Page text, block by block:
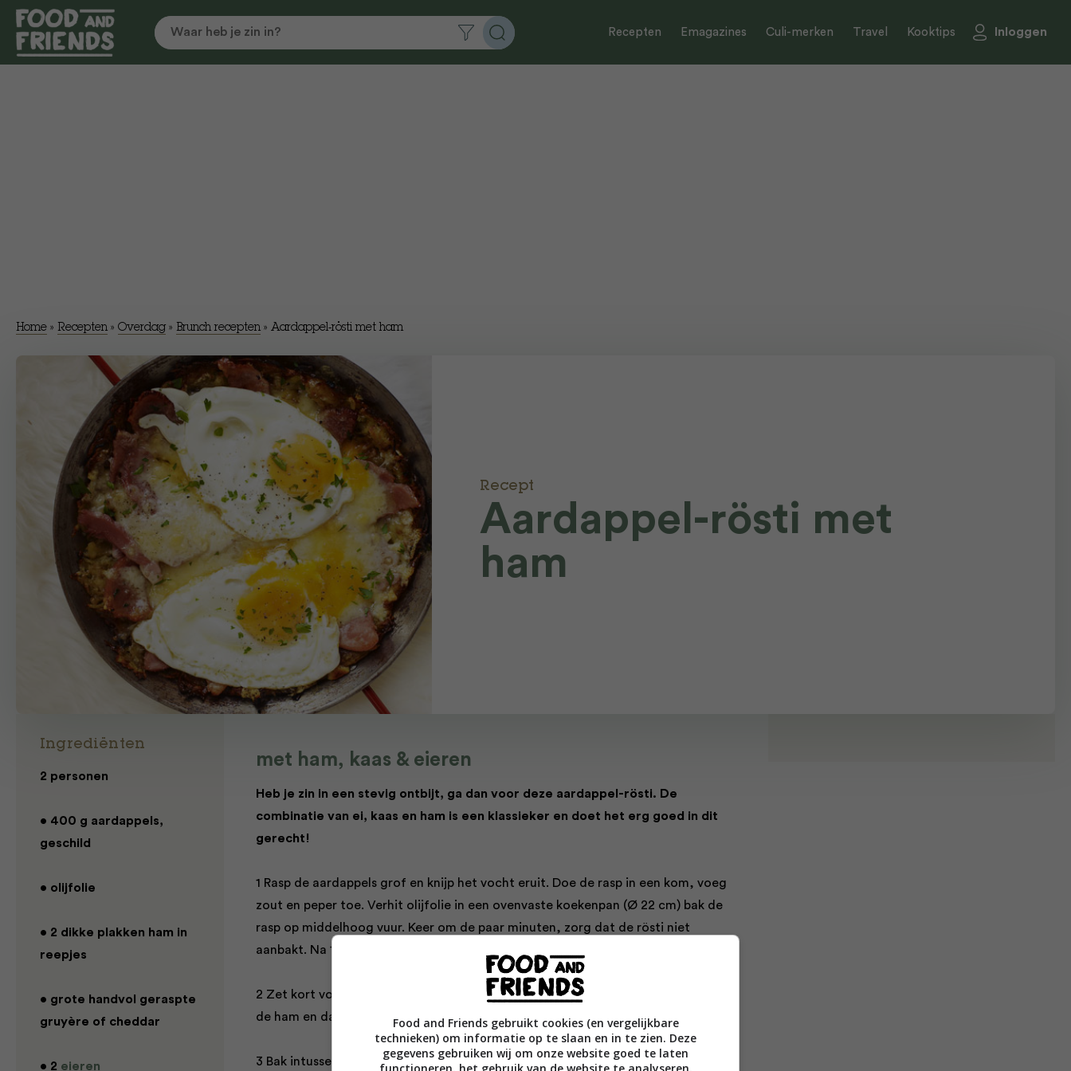
Recepten Emagazines Culi-merken Travel Kooktips Inloggen
Home » Recepten » Overdag » Brunch recepten » Aardappel-rösti met ham
Recept
Aardappel-rösti met
ham
Ingrediënten
2 personen
• 400 g aardappels,
geschild
• olijfolie
• 2 dikke plakken ham in
reepjes
• grote handvol geraspte
gruyère of cheddar
• 2 eieren
met ham, kaas & eieren
Heb je zin in een stevig ontbijt, ga dan voor deze aardappel-rösti. De
combinatie van ei, kaas en ham is een klassieker en doet het erg goed in dit
gerecht!
1 Rasp de aardappels grof en knijp het vocht eruit. Doe de rasp in een kom, voeg
zout en peper toe. Verhit olijfolie in een ovenvaste koekenpan (Ø 22 cm) bak de
rasp op middelhoog vuur. Keer om de paar minuten, zorg dat de rösti niet
aanbakt. Na 15–20 minuten is ‘ie klaar.
2 Zet kort voor het serveren de grill op de hoogste stand. Bestrooi de rösti met
de ham en dan met de kaas. Gril in 3–4 minuten goudbruin.
3 Bak intussen de eieren in wat olijfolie tot het wit is gestold en de dooiers net
Food and Friends gebruikt cookies (en vergelijkbare
technieken) om informatie op te slaan en in te zien. Deze
gegevens gebruiken wij om onze website goed te laten
functioneren, het gebruik van de website te analyseren,